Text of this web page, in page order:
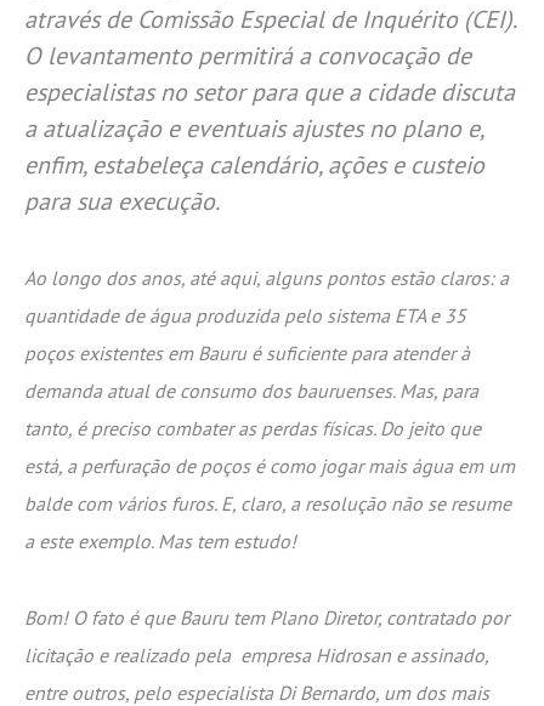
através de Comissão Especial de Inquérito (CEI).
O levantamento permitirá a convocação de
especialistas no setor para que a cidade discuta
a atualização e eventuais ajustes no plano e,
enfim, estabeleça calendário, ações e custeio
para sua execução.
Ao longo dos anos, até aqui, alguns pontos estão claros: a
quantidade de água produzida pelo sistema ETA e 35
poços existentes em Bauru é suficiente para atender à
demanda atual de consumo dos bauruenses. Mas, para
tanto, é preciso combater as perdas físicas. Do jeito que
está, a perfuração de poços é como jogar mais água em um
balde com vários furos. E, claro, a resolução não se resume
a este exemplo. Mas tem estudo!
Bom! O fato é que Bauru tem Plano Diretor, contratado por
licitação e realizado pela empresa Hidrosan e assinado,
entre outros, pelo especialista Di Bernardo, um dos mais